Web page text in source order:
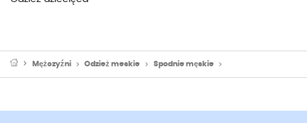
Mężczyźni Odzież meskie Spodnie męskie